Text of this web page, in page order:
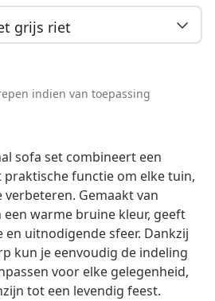
grijs riet
indien van toepassing
sofa set combineert een
functie om elke tuin,
Gemaakt van
warme bruine kleur, geeft
en uitnodigende sfeer. Dankzij
kun je eenvoudig de indeling
voor elke gelegenheid,
tot een levendig feest.